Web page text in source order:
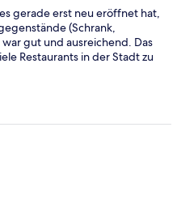
gerade erst neu eröffnet hat,
(Schrank,
gut und ausreichend. Das
Restaurants in der Stadt zu